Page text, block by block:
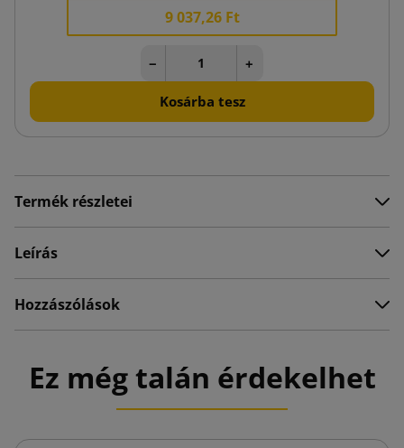
9 037,26 Ft
− +
Kosárba tesz
Termék részletei
Leírás
Hozzászólások
Ez még talán érdekelhet